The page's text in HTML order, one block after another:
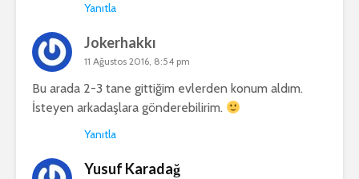
Yanıtla
Jokerhakkı
11 Ağustos 2016, 8:54 pm
Bu arada 2-3 tane gittiğim evlerden konum aldım.
İsteyen arkadaşlara gönderebilirim.
Yanıtla
Yusuf Karadağ